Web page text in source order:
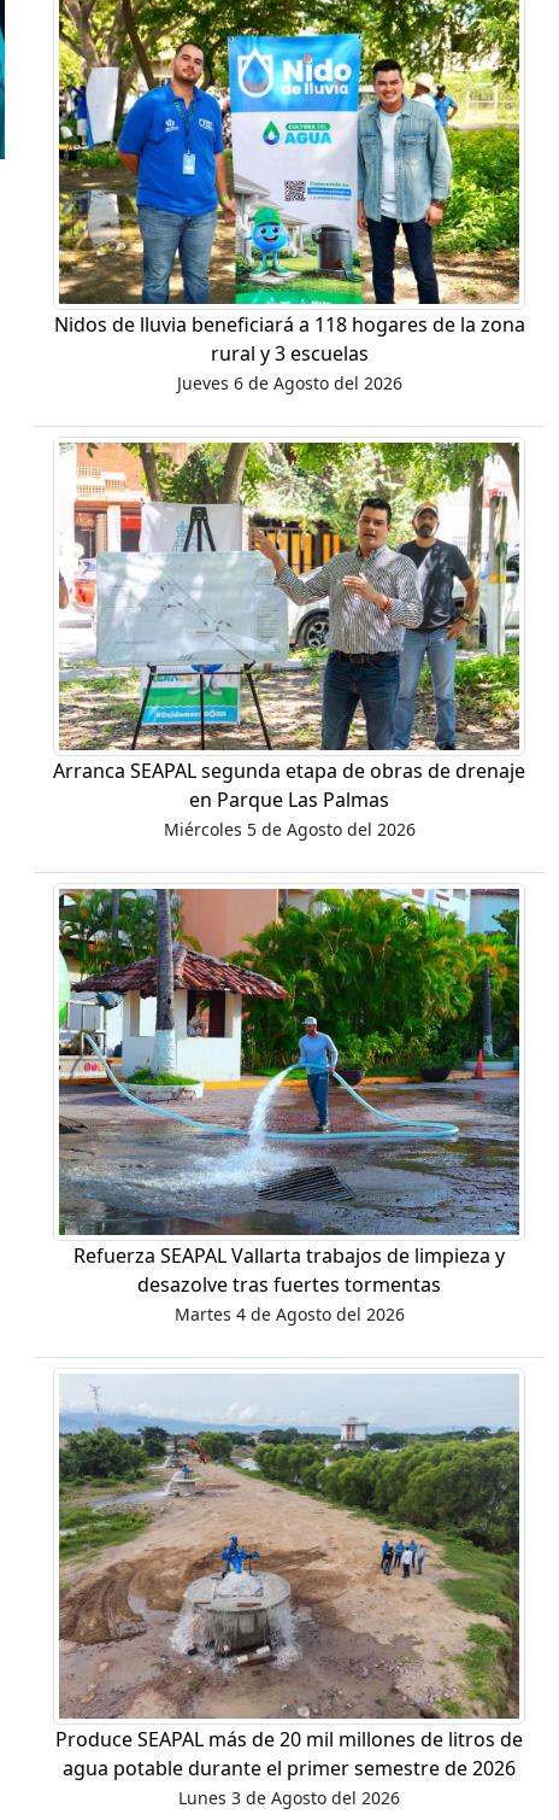
Nidos de lluvia beneficiará a 118 hogares de la zona
rural y 3 escuelas
Jueves 6 de Agosto del 2026
Arranca SEAPAL segunda etapa de obras de drenaje
en Parque Las Palmas
Miércoles 5 de Agosto del 2026
Refuerza SEAPAL Vallarta trabajos de limpieza y
desazolve tras fuertes tormentas
Martes 4 de Agosto del 2026
Produce SEAPAL más de 20 mil millones de litros de
agua potable durante el primer semestre de 2026
Lunes 3 de Agosto del 2026